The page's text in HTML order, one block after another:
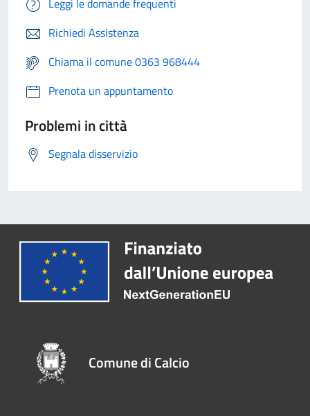
Leggi le domande frequenti
Richiedi Assistenza
Chiama il comune 0363 968444
Prenota un appuntamento
Problemi in città
Segnala disservizio
Comune di Calcio